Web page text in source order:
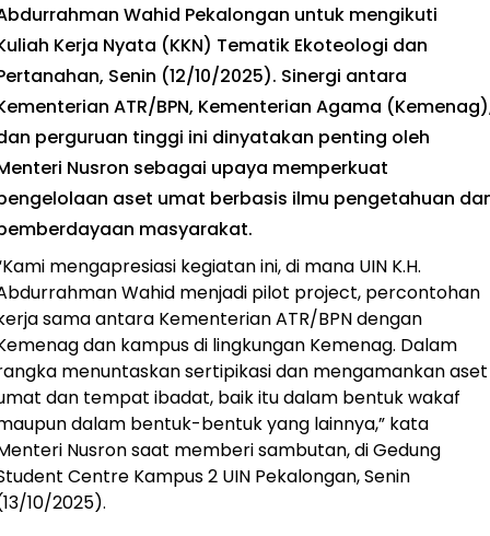
Wahid Pekalongan untuk mengikuti
Kerja Nyata (KKN) Tematik Ekoteologi dan
Senin (12/10/2025). Sinergi antara
ATR/BPN, Kementerian Agama
perguruan tinggi ini dinyatakan penting oleh
Nusron sebagai upaya memperkuat
aset umat berbasis ilmu pengetahuan
masyarakat.
mengapresiasi kegiatan ini, di mana UIN K.H.
Wahid menjadi pilot project, percontohan
sama antara Kementerian ATR/BPN dengan
dan kampus di lingkungan Kemenag. Dalam
menuntaskan sertipikasi dan mengamankan aset
dan tempat ibadat, baik itu dalam bentuk wakaf
dalam bentuk-bentuk yang lainnya,” kata
Nusron saat memberi sambutan, di Gedung
Centre Kampus 2 UIN Pekalongan, Senin
10/2025).